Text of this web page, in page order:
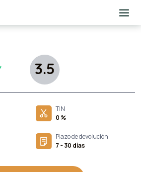
3.5
TIN
0 %
Plazo de devolución
7 - 30 días